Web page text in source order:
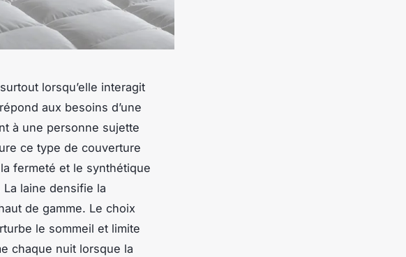
lorsqu’elle interagit
aux besoins d’une
à une personne sujette
ce type de couverture
fermeté et le synthétique
laine densifie la
de gamme. Le choix
le sommeil et limite
chaque nuit lorsque la